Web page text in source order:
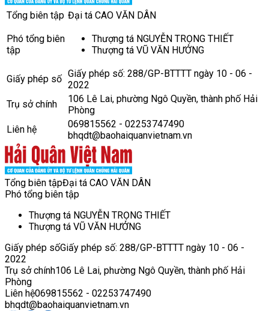
Tổng biên tập Đại tá CAO VĂN DÂN
Phó tổng biên
tập
Thượng tá NGUYỄN TRỌNG THIẾT
Thượng tá VŨ VĂN HƯỞNG
Giấy phép số Giấy phép số: 288/GP-BTTTT ngày 10 - 06 -
2022
Trụ sở chính
106 Lê Lai, phường Ngô Quyền, thành phố Hải
Phòng
Liên hệ
069815562 - 02253747490
bhqdt@baohaiquanvietnam.vn
Tổng biên tậpĐại tá CAO VĂN DÂN
Phó tổng biên tập
Thượng tá NGUYỄN TRỌNG THIẾT
Thượng tá VŨ VĂN HƯỞNG
Giấy phép sốGiấy phép số: 288/GP-BTTTT ngày 10 - 06 -
2022
Trụ sở chính106 Lê Lai, phường Ngô Quyền, thành phố Hải
Phòng
Liên hệ069815562 - 02253747490
bhqdt@baohaiquanvietnam.vn